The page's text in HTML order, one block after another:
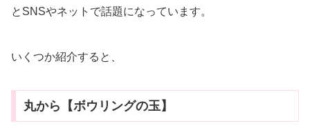
とSNSやネットで話題になっています。
いくつか紹介すると、
丸から【ボウリングの玉】